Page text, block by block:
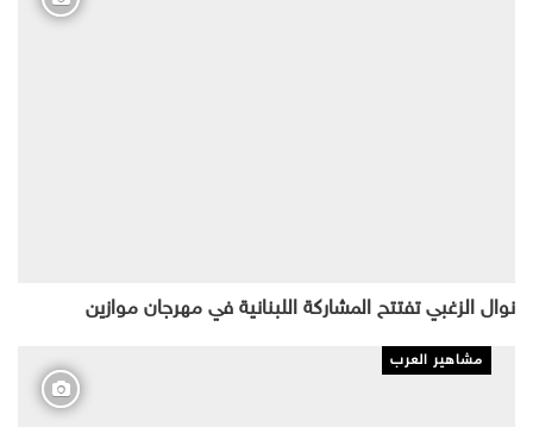
نوال الزغبي تفتتح المشاركة اللبنانية في مهرجان موازين
مشاهير العرب